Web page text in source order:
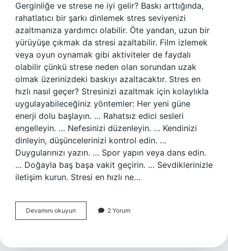
Gerginliğe ve strese ne iyi gelir? Baskı arttığında,
rahatlatıcı bir şarkı dinlemek stres seviyenizi
azaltmanıza yardımcı olabilir. Öte yandan, uzun bir
yürüyüşe çıkmak da stresi azaltabilir. Film izlemek
veya oyun oynamak gibi aktiviteler de faydalı
olabilir çünkü strese neden olan sorundan uzak
olmak üzerinizdeki baskıyı azaltacaktır. Stres en
hızlı nasıl geçer? Stresinizi azaltmak için kolaylıkla
uygulayabileceğiniz yöntemler: Her yeni güne
enerji dolu başlayın. … Rahatsız edici sesleri
engelleyin. … Nefesinizi düzenleyin. … Kendinizi
dinleyin, düşüncelerinizi kontrol edin. …
Duygularınızı yazın. … Spor yapın veya dans edin.
… Doğayla baş başa vakit geçirin. … Sevdiklerinizle
iletişim kurun. Stresi en hızlı ne…
Devamını okuyun
Gerginliğe
Gelir
2 Yorum